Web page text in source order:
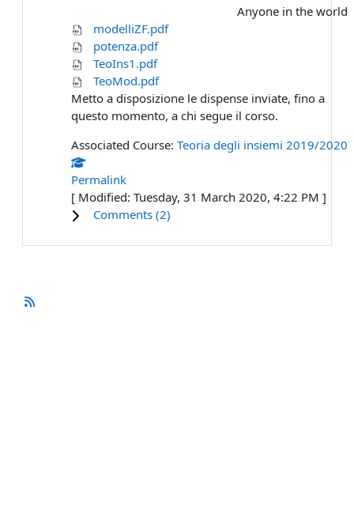
Anyone in the world
modelliZF.pdf
potenza.pdf
TeoIns1.pdf
TeoMod.pdf
Metto a disposizione le dispense inviate, fino a
questo momento, a chi segue il corso.
Associated Course: Teoria degli insiemi 2019/2020
Permalink
[ Modified: Tuesday, 31 March 2020, 4:22 PM ]
Comments (2)